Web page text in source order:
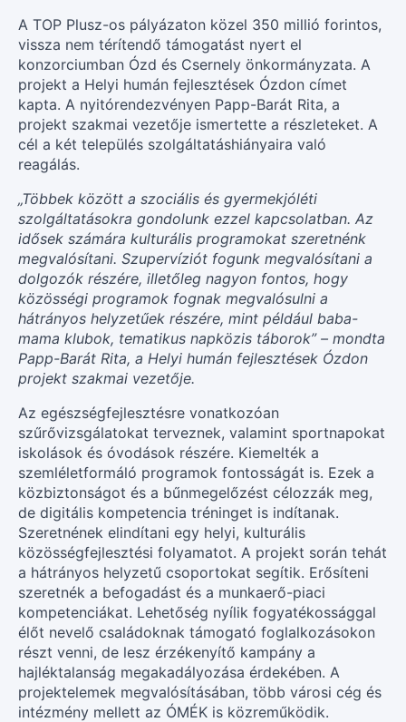
A TOP Plusz-os pályázaton közel 350 millió forintos,
vissza nem térítendő támogatást nyert el
konzorciumban Ózd és Csernely önkormányzata. A
projekt a Helyi humán fejlesztések Ózdon címet
kapta. A nyitórendezvényen Papp-Barát Rita, a
projekt szakmai vezetője ismertette a részleteket. A
cél a két település szolgáltatáshiányaira való
reagálás.
„Többek között a szociális és gyermekjóléti
szolgáltatásokra gondolunk ezzel kapcsolatban. Az
idősek számára kulturális programokat szeretnénk
megvalósítani. Szupervíziót fogunk megvalósítani a
dolgozók részére, illetőleg nagyon fontos, hogy
közösségi programok fognak megvalósulni a
hátrányos helyzetűek részére, mint például baba-
mama klubok, tematikus napközis táborok” – mondta
Papp-Barát Rita, a Helyi humán fejlesztések Ózdon
projekt szakmai vezetője.
Az egészségfejlesztésre vonatkozóan
szűrővizsgálatokat terveznek, valamint sportnapokat
iskolások és óvodások részére. Kiemelték a
szemléletformáló programok fontosságát is. Ezek a
közbiztonságot és a bűnmegelőzést célozzák meg,
de digitális kompetencia tréninget is indítanak.
Szeretnének elindítani egy helyi, kulturális
közösségfejlesztési folyamatot. A projekt során tehát
a hátrányos helyzetű csoportokat segítik. Erősíteni
szeretnék a befogadást és a munkaerő-piaci
kompetenciákat. Lehetőség nyílik fogyatékossággal
élőt nevelő családoknak támogató foglalkozásokon
részt venni, de lesz érzékenyítő kampány a
hajléktalanság megakadályozása érdekében. A
projektelemek megvalósításában, több városi cég és
intézmény mellett az ÓMÉK is közreműködik.